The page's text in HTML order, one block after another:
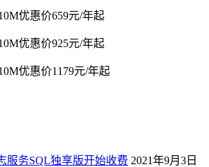
优惠价659元/年起
优惠价925元/年起
优惠价1179元/年起
服务SQL独享版开始收费 2021年9月3日